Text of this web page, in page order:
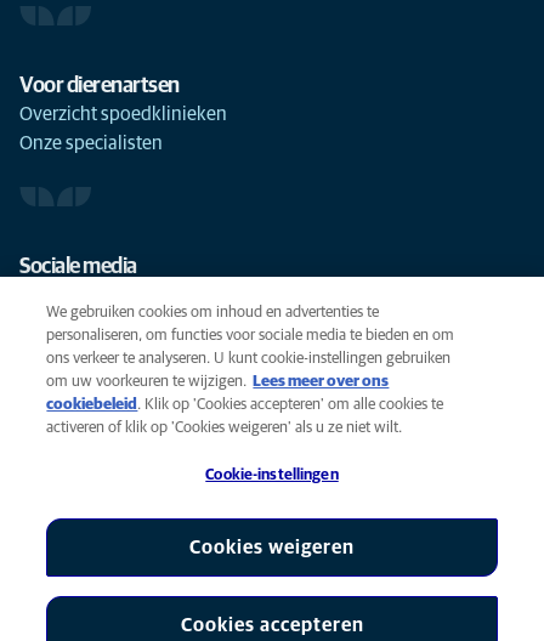
Voor dierenartsen
Overzicht spoedklinieken
Onze specialisten
Sociale media
Cookies
Privacyverklaring
Global Human Rights
AniCura is een partner van Mars, Inc © 2026
Cookie-instellingen
We gebruiken cookies om inhoud en advertenties te
personaliseren, om functies voor sociale media te bieden en om
ons verkeer te analyseren. U kunt cookie-instellingen gebruiken
om uw voorkeuren te wijzigen.
Lees meer over ons
cookiebeleid (opens in a new tab)
. Klik op 'Cookies accepteren' om alle cookies te
activeren of klik op 'Cookies weigeren' als u ze niet wilt.
Cookie-instellingen
Cookies weigeren
Cookies accepteren